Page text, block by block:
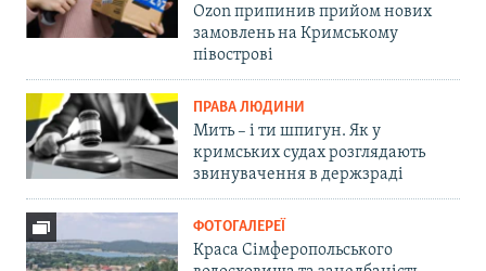
Ozon припинив прийом нових
замовлень на Кримському
півострові
ПРАВА ЛЮДИНИ
Мить – і ти шпигун. Як у
кримських судах розглядають
звинувачення в держзраді
ФОТОГАЛЕРЕЇ
Краса Сімферопольського